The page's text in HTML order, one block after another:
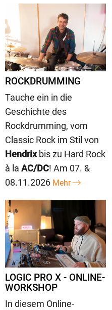
ROCKDRUMMING
Tauche ein in die
Geschichte des
Rockdrumming, vom
Classic Rock im Stil von
Hendrixbis zu Hard Rock
à la AC/DC! Am 07. &
08.11.2026 Mehr
LOGIC PRO X - ONLINE-
WORKSHOP
In diesem Online-